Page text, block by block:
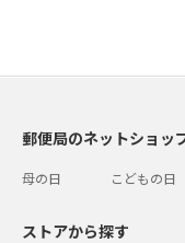
郵便局のネットショッ
母の日 こどもの日
ストアから探す